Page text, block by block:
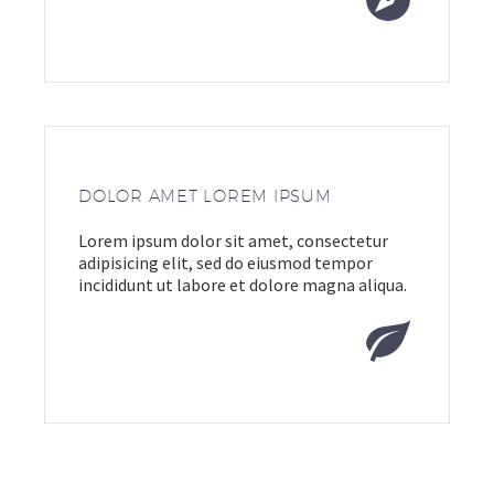
DOLOR AMET LOREM IPSUM
Lorem ipsum dolor sit amet, consectetur
adipisicing elit, sed do eiusmod tempor
incididunt ut labore et dolore magna aliqua.

